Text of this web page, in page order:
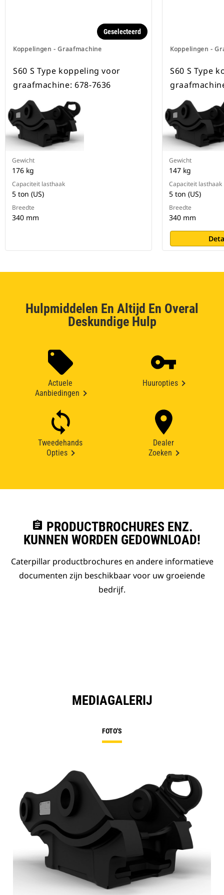
Koppelingen - Graafmachine
Geselecteerd
S60 S Type koppeling voor
graafmachine: 678-7636
Gewicht
176 kg
Capaciteit lasthaak
5 ton (US)
Breedte
340 mm
Koppelingen -
S60 S Type
Gewicht
147 kg
Capaciteit lasthaak
5 ton (US)
Breedte
340 mm
Hulpmiddelen En Altijd En Overal
Deskundige Hulp
Actuele
Aanbiedingen
Huuropties
Tweedehands
Opties
Dealer
Zoeken
assignment PRODUCTBROCHURES ENZ.
KUNNEN WORDEN GEDOWNLOAD!
Caterpillar productbrochures en andere informatieve
documenten zijn beschikbaar voor uw groeiende
bedrijf.
MEDIAGALERIJ
FOTO'S